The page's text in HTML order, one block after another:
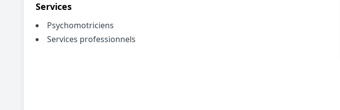
Services
Psychomotriciens
Services professionnels